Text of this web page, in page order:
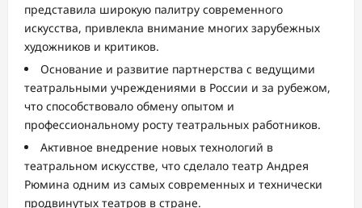
представила широкую палитру современного
искусства, привлекла внимание многих зарубежных
художников и критиков.
Основание и развитие партнерства с ведущими
театральными учреждениями в России и за рубежом,
что способствовало обмену опытом и
профессиональному росту театральных работников.
Активное внедрение новых технологий в
театральном искусстве, что сделало театр Андрея
Рюмина одним из самых современных и технически
продвинутых театров в стране.